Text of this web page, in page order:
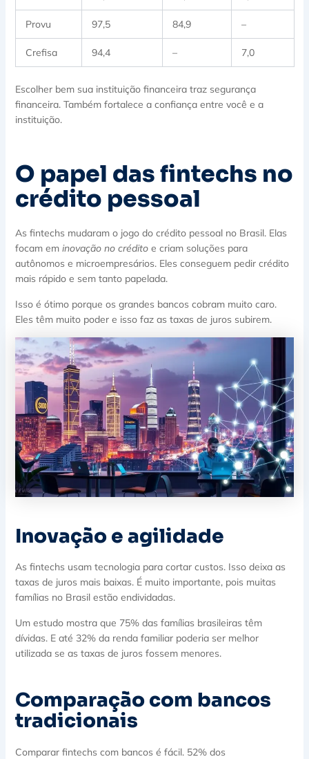
Provu 97,5 84,9 –
Crefisa 94,4 – 7,0
Escolher bem sua instituição financeira traz segurança
financeira. Também fortalece a confiança entre você e a
instituição.
O papel das fintechs no
crédito pessoal
As fintechs mudaram o jogo do crédito pessoal no Brasil. Elas
focam em inovação no créditoe criam soluções para
autônomos e microempresários. Eles conseguem pedir crédito
mais rápido e sem tanto papelada.
Isso é ótimo porque os grandes bancos cobram muito caro.
Eles têm muito poder e isso faz as taxas de juros subirem.
Inovação e agilidade
As fintechs usam tecnologia para cortar custos. Isso deixa as
taxas de juros mais baixas. É muito importante, pois muitas
famílias no Brasil estão endividadas.
Um estudo mostra que 75% das famílias brasileiras têm
dívidas. E até 32% da renda familiar poderia ser melhor
utilizada se as taxas de juros fossem menores.
Comparação com bancos
tradicionais
Comparar fintechs com bancos é fácil. 52% dos